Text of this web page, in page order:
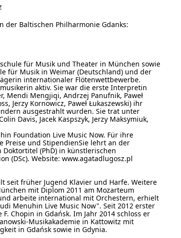
der Baltischen Philharmonie Gdanks:
für Musik und Theater in München sowie
für Musik in Weimar (Deutschland) und der
internationaler Flötenwettbewerbe.
aktiv. Sie war die erste Interpretin
Mendi Mengjiqi, Andrzej Panufnik, Paweł
Jerzy Kornowicz, Paweł Łukaszewski) ihr
ausgestrahlt wurden. Sie trat unter
Davis, Jacek Kaspszyk, Jerzy Maksymiuk,
Foundation Live Music Now. Für ihre
Preise und StipendienSie lehrt an der
(PhD) in künstlerischen
(DSc). Website: www.agatadlugosz.pl
seit früher Jugend Klavier und Harfe. Weitere
mit Diplom 2011 am Mozarteum
arbeite international mit Orchestern, erhielt
Menuhin Live Music Now". Seit 2012 erster
Chopin in Gdańsk. Im Jahr 2014 schloss er
Musikakademie in Kattowitz mit
in Gdańsk sowie in Gdynia.